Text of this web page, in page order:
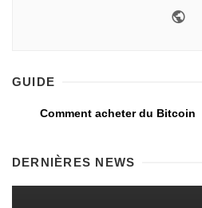
GUIDE
Comment acheter du Bitcoin
DERNIÈRES NEWS